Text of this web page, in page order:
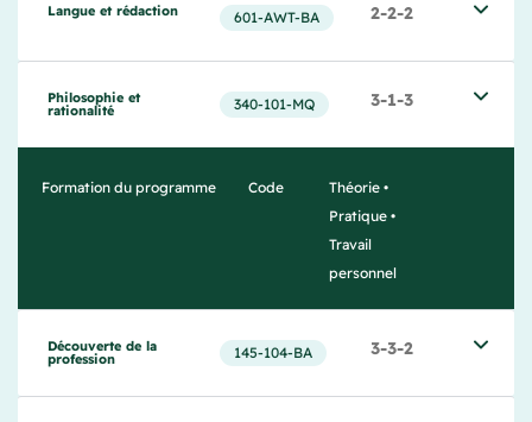
Langue et rédaction 601-AWT-BA 2-2-2
Philosophie et
rationalité 340‐101‐MQ 3-1-3
Formation du programme Code
Théorie •
Pratique •
Travail
personnel
Découverte de la
profession 145-104-BA 3-3-2